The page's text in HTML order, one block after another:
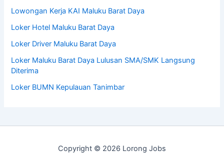
Lowongan Kerja KAI Maluku Barat Daya
Loker Hotel Maluku Barat Daya
Loker Driver Maluku Barat Daya
Loker Maluku Barat Daya Lulusan SMA/SMK Langsung
Diterima
Loker BUMN Kepulauan Tanimbar
Copyright © 2026 Lorong Jobs